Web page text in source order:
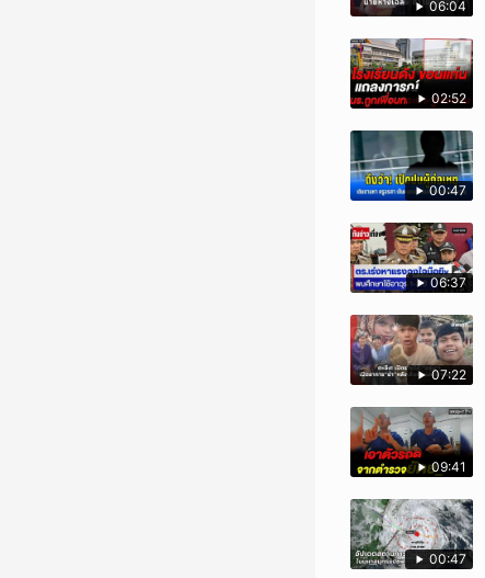
06:04
02:52
00:47
06:37
07:22
09:41
00:47